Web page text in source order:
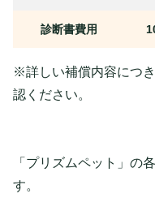
診断書費用
※詳しい補償内容につ
認ください。
「プリズムペット」の
す。